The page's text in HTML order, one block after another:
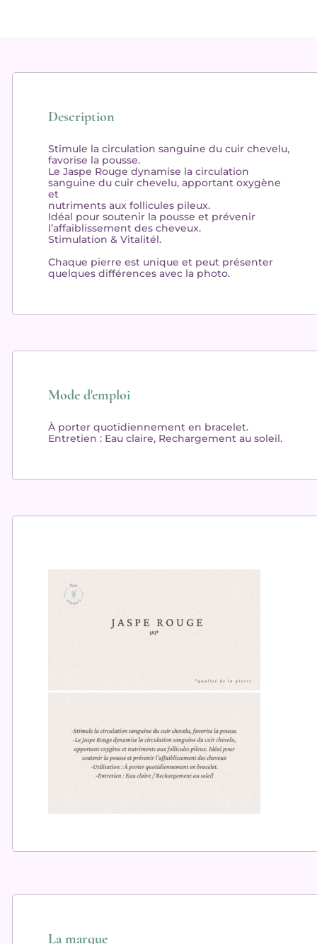
Description
Stimule la circulation sanguine du cuir chevelu,
favorise la pousse.
Le Jaspe Rougedynamise la circulation
sanguine du cuir chevelu, apportant oxygène
et
nutriments aux follicules pileux.
Idéal poursoutenir la pousse et prévenir
l’affaiblissement des cheveux.
Stimulation & Vitalitél.
Chaque pierre est unique et peut présenter
quelques différences avec la photo.
Mode d'emploi
À porter quotidiennement en bracelet.
Entretien : Eau claire, Rechargement au soleil.
La marque